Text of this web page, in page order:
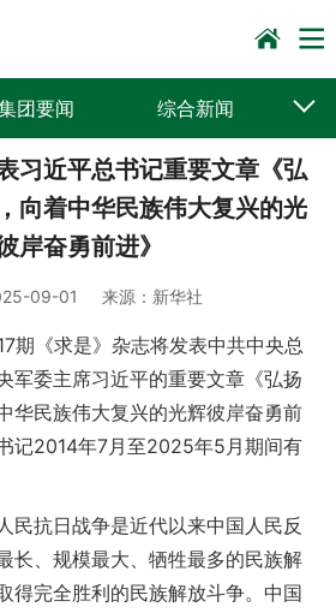
团要闻 综合新闻
建动态 普遍服务
企业文化
习近平总书记重要文章《弘
向着中华民族伟大复兴的光
岸奋勇前进》
09-01 来源： 新华社
《求是》杂志将发表中共中央总
军委主席习近平的重要文章《弘扬
华民族伟大复兴的光辉彼岸奋勇前
记2014年7月至2025年5月期间有
抗日战争是近代以来中国人民反
长、规模最大、牺牲最多的民族解
得完全胜利的民族解放斗争。中国